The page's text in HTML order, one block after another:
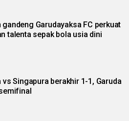
gandeng Garudayaksa FC perkuat
talenta sepak bola usia dini
vs Singapura berakhir 1-1, Garuda